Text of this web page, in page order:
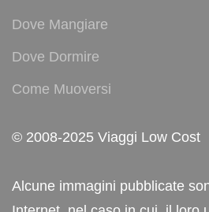
Dove Mangiare
Dove Dormire
Come Muoversi
© 2008-2025 Viaggi Low Cost
Alcune immagini pubblicate